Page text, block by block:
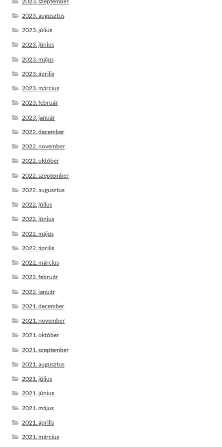
2023. augusztus
2023. július
2023. június
2023. május
2023. április
2023. március
2023. február
2023. január
2022. december
2022. november
2022. október
2022. szeptember
2022. augusztus
2022. július
2022. június
2022. május
2022. április
2022. március
2022. február
2022. január
2021. december
2021. november
2021. október
2021. szeptember
2021. augusztus
2021. július
2021. június
2021. május
2021. április
2021. március